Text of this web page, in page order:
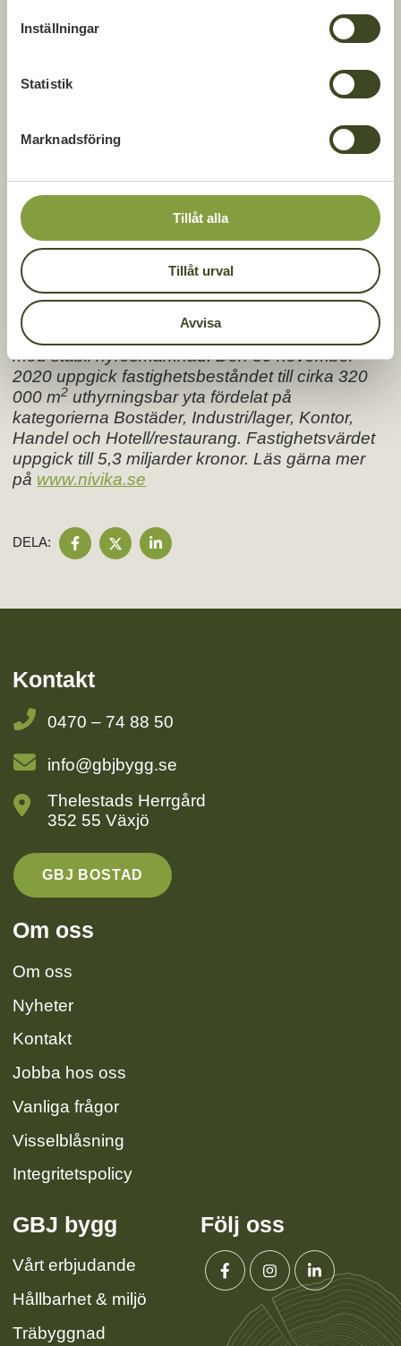
Inställningar
Statistik
Marknadsföring
Tillåt alla
Tillåt urval
Avvisa
Presskontakt:
Nivika Fastigheter AB
Stefan Angeskog, fastighetschef Växjö
stefan.angeskog@nivika.se
Catharina Haglund
Telefon 0709-14 80 55,
catharina.haglund@gbjbygg.se
Nivika är ett fastighetsbolag från Småland som
förvärvar, förvaltar och utvecklar fastigheter för
långsiktig förvaltning primärt i Jönköping,
Värnamo och Växjö, som är expansiva orter
med stabil hyresmarknad. Den 30 november
2020 uppgick fastighetsbeståndet till cirka 320
000 m2 uthyrningsbar yta fördelat på
kategorierna Bostäder, Industri/lager, Kontor,
Handel och Hotell/restaurang. Fastighetsvärdet
uppgick till 5,3 miljarder kronor. Läs gärna mer
på www.nivika.se
DELA:
DELA
PÅ
DELA
PÅ
PÅ
Kontakt
0470 – 74 88 50
info@gbjbygg.se
Thelestads Herrgård
352 55 Växjö
GBJ BOSTAD
Om oss
Om oss
Nyheter
Kontakt
Jobba hos oss
Vanliga frågor
Visselblåsning
Integritetspolicy
GBJ bygg
Vårt erbjudande
Hållbarhet & miljö
Träbyggnad
Följ oss
FacebookInstagramLinkedin